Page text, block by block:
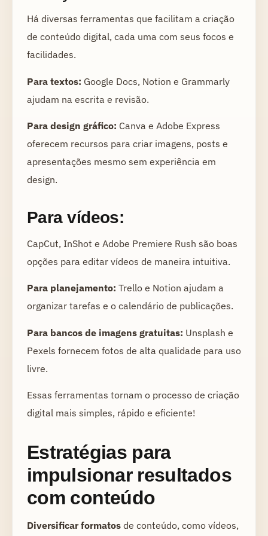
Há diversas ferramentas que facilitam a criação
de conteúdo digital, cada uma com seus focos e
facilidades.
Para textos: Google Docs, Notion e Grammarly
ajudam na escrita e revisão.
Para design gráfico: Canva e Adobe Express
oferecem recursos para criar imagens, posts e
apresentações mesmo sem experiência em
design.
Para vídeos:
CapCut, InShot e Adobe Premiere Rush são boas
opções para editar vídeos de maneira intuitiva.
Para planejamento: Trello e Notion ajudam a
organizar tarefas e o calendário de publicações.
Para bancos de imagens gratuitas: Unsplash e
Pexels fornecem fotos de alta qualidade para uso
livre.
Essas ferramentas tornam o processo de criação
digital mais simples, rápido e eficiente!
Estratégias para
impulsionar resultados
com conteúdo
Diversificar formatosde conteúdo, como vídeos,